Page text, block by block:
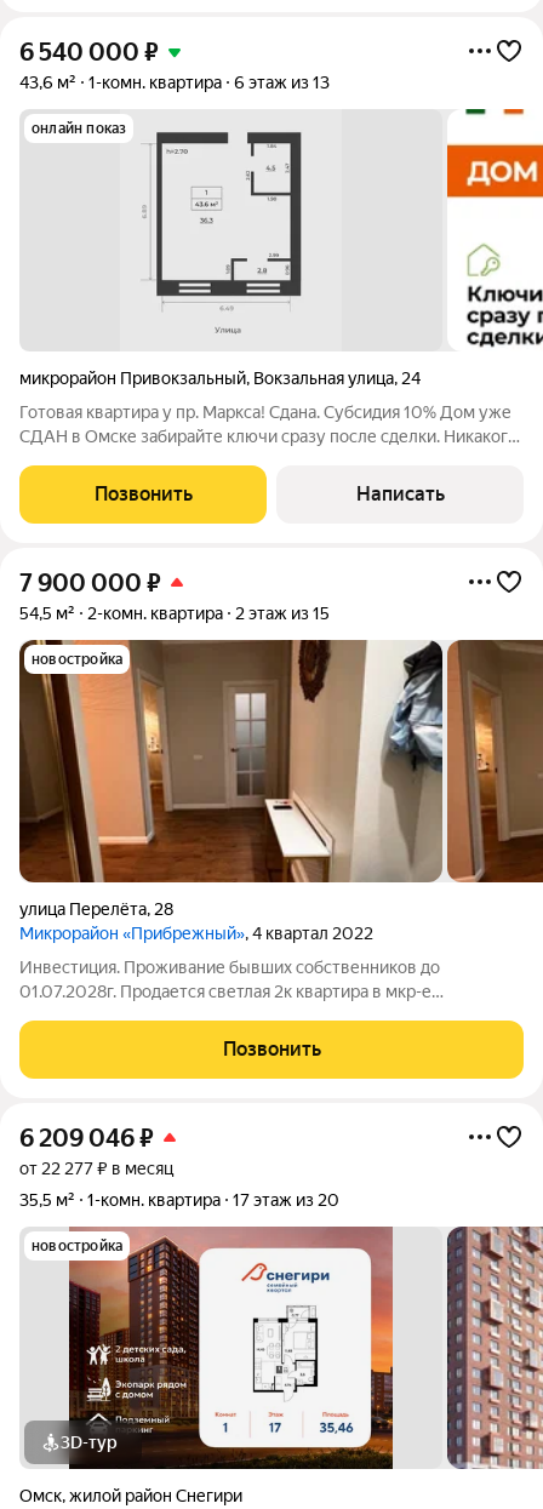
6 540 000 ₽
43,6 м² 1-комн. квартира 6 этаж из 13
онлайн показ
микрорайон Привокзальный, Вокзальная улица, 24
Готовая квартира у пр. Маркса! Сдана. Субсидия 10% Дом уже
СДАН в Омске забирайте ключи сразу после сделки. Никакого
(субсидированная ставка
Позвонить Написать
7 900 000 ₽
54,5 м² 2-комн. квартира 2 этаж из 15
новостройка
улица Перелёта, 28
Микрорайон «Прибрежный», 4 квартал 2022
Инвестиция. Проживание бывших собственников до
01.07.2028г. Продается светлая 2к квартира в мкр-е
грозу. Планировка изолированная (2 спальни + просторная
кухня). С/у совмещен. В квартире выполнен
Позвонить
6 209 046₽
от 22 277 ₽ в месяц
35,5 м²
1-комн. квартира 17 этаж из 20
новостройка
3D-тур
Омск,жилой район Снегири